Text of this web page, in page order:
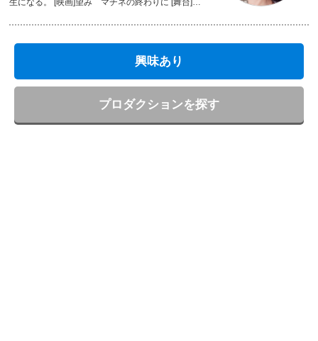
生になる。 [映画]望み マチネの終わりに [舞台]国
から もののけ姫 [著書]LILY'S CLOSET Lily-日々
興味あり
プロダクションを探す